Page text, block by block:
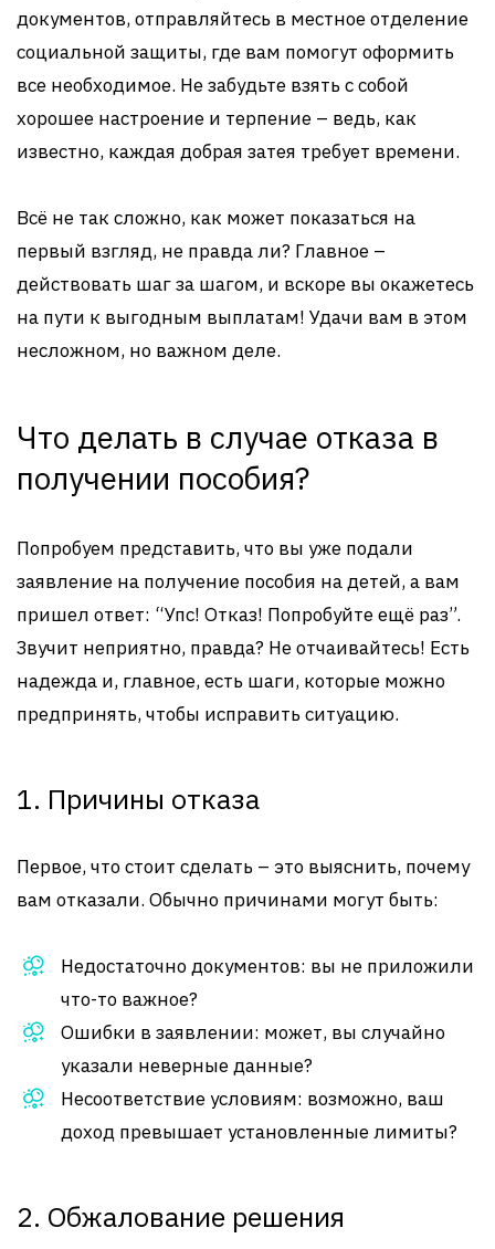
документов, отправляйтесь в местное отделение
социальной защиты, где вам помогут оформить
все необходимое. Не забудьте взять с собой
хорошее настроение и терпение – ведь, как
известно, каждая добрая затея требует времени.
Всё не так сложно, как может показаться на
первый взгляд, не правда ли? Главное –
действовать шаг за шагом, и вскоре вы окажетесь
на пути к выгодным выплатам! Удачи вам в этом
несложном, но важном деле.
Что делать в случае отказа в
получении пособия?
Попробуем представить, что вы уже подали
заявление на получение пособия на детей, а вам
пришел ответ: “Упс! Отказ! Попробуйте ещё раз”.
Звучит неприятно, правда? Не отчаивайтесь! Есть
надежда и, главное, есть шаги, которые можно
предпринять, чтобы исправить ситуацию.
1. Причины отказа
Первое, что стоит сделать – это выяснить, почему
вам отказали. Обычно причинами могут быть:
Недостаточно документов: вы не приложили
что-то важное?
Ошибки в заявлении: может, вы случайно
указали неверные данные?
Несоответствие условиям: возможно, ваш
доход превышает установленные лимиты?
2. Обжалование решения